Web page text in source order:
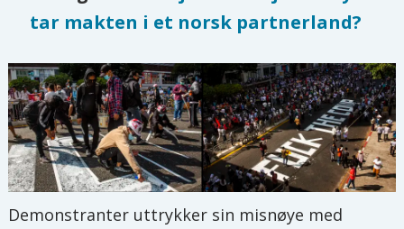
tar makten i et norsk partnerland?
Demonstranter uttrykker sin misnøye med